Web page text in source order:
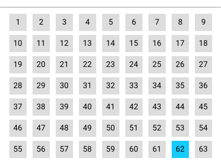
1 2 3 4 5 6 7 8
9
10
11 12 13 14 15 16 17
18
19
20 21 22 23 24 25 26
27
28
29 30 31 32 33 34 35
36
37
38 39 40 41 42 43 44
45
46
47 48 49 50 51 52 53
54
55
56 57 58 59 60 61 62
63